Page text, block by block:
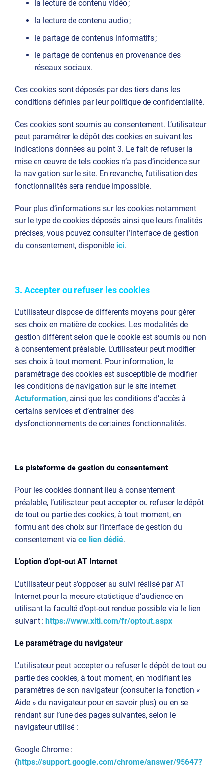
la lecture de contenu vidéo ;
la lecture de contenu audio ;
le partage de contenus informatifs ;
le partage de contenus en provenance des
réseaux sociaux.
Ces cookies sont déposés par des tiers dans les
conditions définies par leur politique de confidentialité.
Ces cookies sont soumis au consentement. L’utilisateur
peut paramétrer le dépôt des cookies en suivant les
indications données au point 3. Le fait de refuser la
mise en œuvre de tels cookies n’a pas d’incidence sur
la navigation sur le site. En revanche, l’utilisation des
fonctionnalités sera rendue impossible.
Pour plus d’informations sur les cookies notamment
sur le type de cookies déposés ainsi que leurs finalités
précises, vous pouvez consulter l’interface de gestion
du consentement, disponible ici.
3. Accepter ou refuser les cookies
L’utilisateur dispose de différents moyens pour gérer
ses choix en matière de cookies. Les modalités de
gestion diffèrent selon que le cookie est soumis ou non
à consentement préalable. L’utilisateur peut modifier
ses choix à tout moment. Pour information, le
paramétrage des cookies est susceptible de modifier
les conditions de navigation sur le site internet
Actuformation, ainsi que les conditions d’accès à
certains services et d’entrainer des
dysfonctionnements de certaines fonctionnalités.
La plateforme de gestion du consentement
Pour les cookies donnant lieu à consentement
préalable, l’utilisateur peut accepter ou refuser le dépôt
de tout ou partie des cookies, à tout moment, en
formulant des choix sur l’interface de gestion du
consentement via ce lien dédié.
L’option d’opt-out AT Internet
L’utilisateur peut s’opposer au suivi réalisé par AT
Internet pour la mesure statistique d’audience en
utilisant la faculté d’opt-out rendue possible via le lien
suivant : https://www.xiti.com/fr/optout.aspx
Le paramétrage du navigateur
L’utilisateur peut accepter ou refuser le dépôt de tout ou
partie des cookies, à tout moment, en modifiant les
paramètres de son navigateur (consulter la fonction «
Aide » du navigateur pour en savoir plus) ou en se
rendant sur l’une des pages suivantes, selon le
navigateur utilisé :
Google Chrome :
(https://support.google.com/chrome/answer/95647?